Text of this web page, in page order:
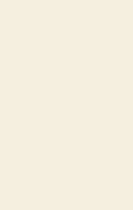
hier das ganze im